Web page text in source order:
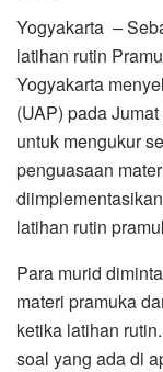
Yogyakarta –
latihan rutin
Yogyakarta
(UAP) pada
untuk mengukur
penguasaan
latihan rutin
Para murid
materi pramuka
ketika latihan
soal yang ada di